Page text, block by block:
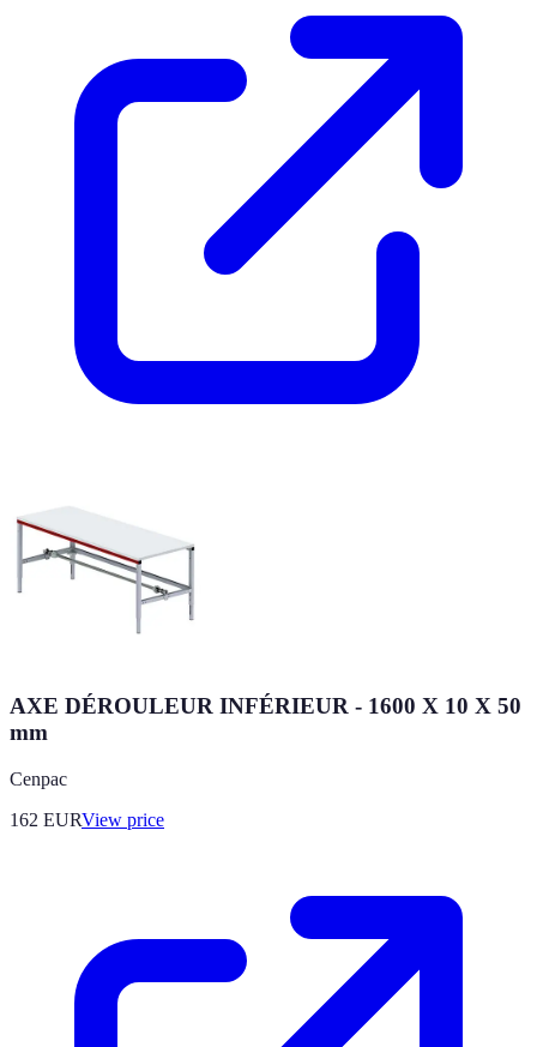
AXE DÉROULEUR INFÉRIEUR - 1600 X 10 X 50
mm
Cenpac
162 EURView price